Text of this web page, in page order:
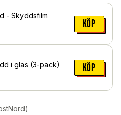
- Skyddsfilm
KÖP
i glas (3-pack)
KÖP